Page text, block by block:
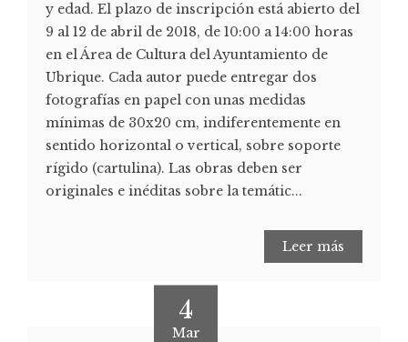
y edad. El plazo de inscripción está abierto del
9 al 12 de abril de 2018, de 10:00 a 14:00 horas
en el Área de Cultura del Ayuntamiento de
Ubrique. Cada autor puede entregar dos
fotografías en papel con unas medidas
mínimas de 30x20 cm, indiferentemente en
sentido horizontal o vertical, sobre soporte
rígido (cartulina). Las obras deben ser
originales e inéditas sobre la temátic...
Leer más
4
Mar